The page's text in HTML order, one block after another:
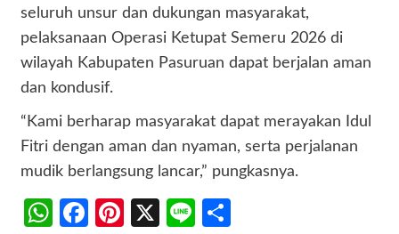
seluruh unsur dan dukungan masyarakat,
pelaksanaan Operasi Ketupat Semeru 2026 di
wilayah Kabupaten Pasuruan dapat berjalan aman
dan kondusif.
“Kami berharap masyarakat dapat merayakan Idul
Fitri dengan aman dan nyaman, serta perjalanan
mudik berlangsung lancar,” pungkasnya.
WhatsApp
Facebook
Pinterest
X Line